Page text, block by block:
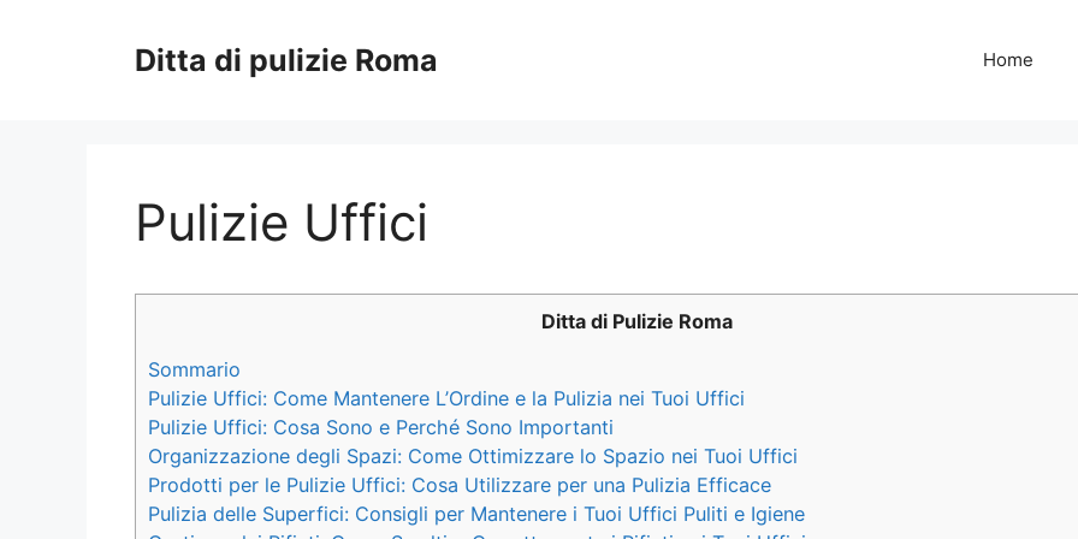
Ditta di pulizie Roma Home
Pulizie Uffici
Ditta di Pulizie Roma
Sommario
Pulizie Uffici: Come Mantenere L’Ordine e la Pulizia nei Tuoi Uffici
Pulizie Uffici: Cosa Sono e Perché Sono Importanti
Organizzazione degli Spazi: Come Ottimizzare lo Spazio nei Tuoi Uffici
Prodotti per le Pulizie Uffici: Cosa Utilizzare per una Pulizia Efficace
Pulizia delle Superfici: Consigli per Mantenere i Tuoi Uffici Puliti e Igiene